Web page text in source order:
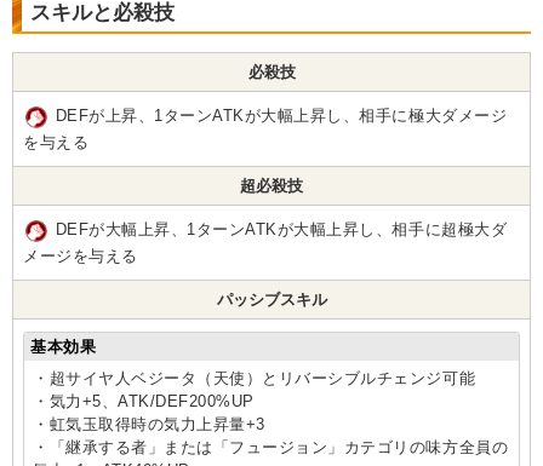
スキルと必殺技
必殺技
DEFが上昇、1ターンATKが大幅上昇し、相手に極大ダメージ
を与える
超必殺技
DEFが大幅上昇、1ターンATKが大幅上昇し、相手に超極大ダ
メージを与える
パッシブスキル
基本効果
・超サイヤ人ベジータ（天使）とリバーシブルチェンジ可能
・気力+5、ATK/DEF200%UP
・虹気玉取得時の気力上昇量+3
・「継承する者」または「フュージョン」カテゴリの味方全員の